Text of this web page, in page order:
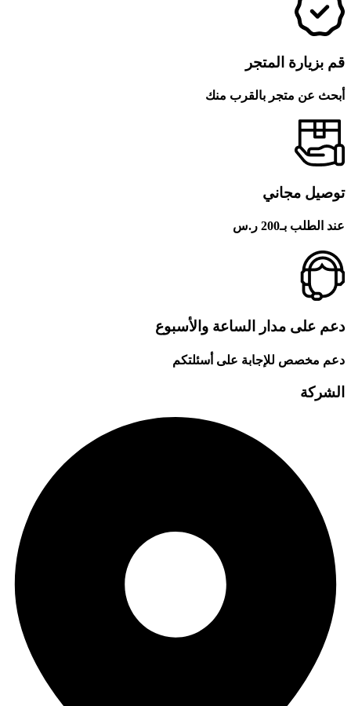
قم بزيارة المتجر
أبحث عن متجر بالقرب منك
توصيل مجاني
عند الطلب بـ200 ر.س
دعم على مدار الساعة والأسبوع
دعم مخصص للإجابة على أسئلتكم
الشركة